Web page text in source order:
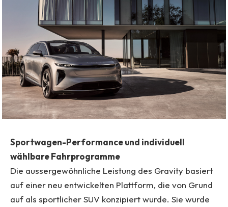
Sportwagen-Performance und individuell
wählbare Fahrprogramme
Die aussergewöhnliche Leistung des Gravity basiert
auf einer neu entwickelten Plattform, die von Grund
auf als sportlicher SUV konzipiert wurde. Sie wurde